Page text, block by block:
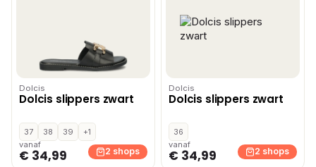
Dolcis
Dolcis slippers zwart
37 38 39
+1
vanaf
€ 34,99 2 shops
Dolcis
Dolcis slippers zwart
36
vanaf
€ 34,99 2 shops